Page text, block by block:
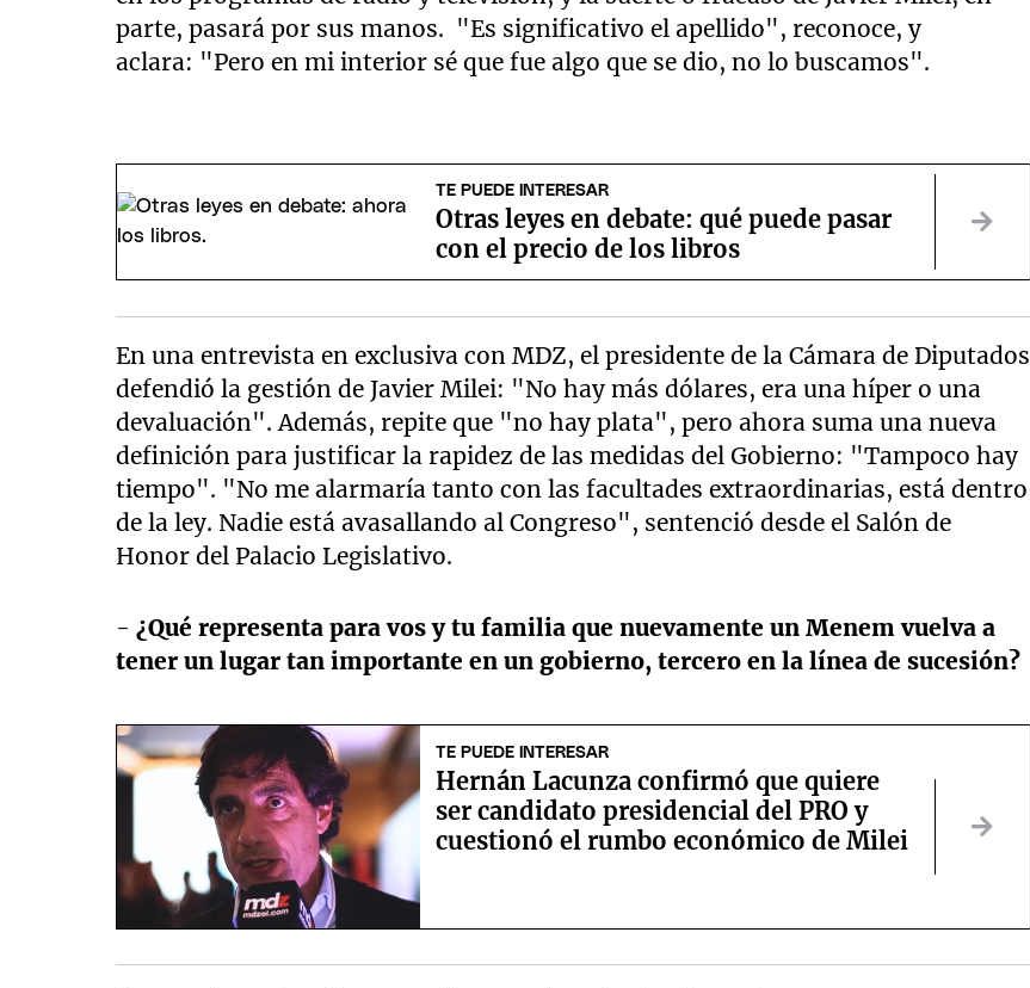
parte, pasará por sus manos. "Es significativo el apellido", reconoce, y
aclara: "Pero en mi interior sé que fue algo que se dio, no lo buscamos".
TE PUEDE INTERESAR
Otras leyes en debate: qué puede pasar
con el precio de los libros
En una entrevista en exclusiva con MDZ, el presidente de la Cámara de Diputados
defendió la gestión de Javier Milei: "No hay más dólares, era una híper o una
devaluación". Además, repite que "no hay plata", pero ahora suma una nueva
definición para justificar la rapidez de las medidas del Gobierno: "Tampoco hay
tiempo". "No me alarmaría tanto con las facultades extraordinarias, está dentro
de la ley. Nadie está avasallando al Congreso", sentenció desde el Salón de
Honor del Palacio Legislativo.
-¿Qué representa para vos y tu familia que nuevamente un Menem vuelva a
tener un lugar tan importante en un gobierno, tercero en la línea de sucesión?
TE PUEDE INTERESAR
Hernán Lacunza confirmó que quiere
ser candidato presidencial del PRO y
cuestionó el rumbo económico de Milei